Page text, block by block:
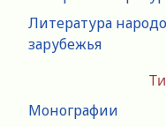
Литература
зарубежья
Монографии